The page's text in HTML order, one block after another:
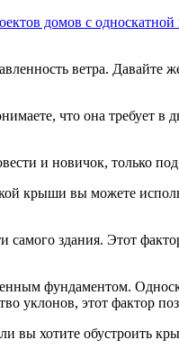
домов с
ветра. Давайте
что она требует в
и новичок, только
крыши вы можете
здания. Этот
фундаментом.
этот фактор
хотите обустроить